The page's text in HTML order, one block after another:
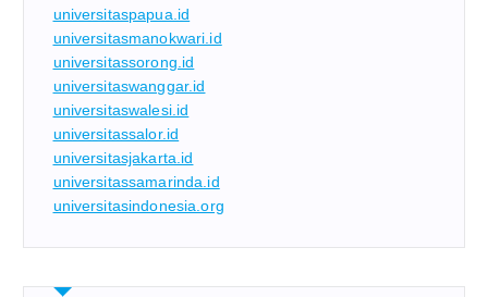
universitaspapua.id
universitasmanokwari.id
universitassorong.id
universitaswanggar.id
universitaswalesi.id
universitassalor.id
universitasjakarta.id
universitassamarinda.id
universitasindonesia.org